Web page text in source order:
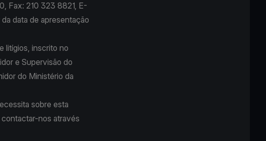
Fax: 210 323 8821, E-
data de apresentação
litígios, inscrito no
e Supervisão do
do Ministério da
sobre esta
nos através